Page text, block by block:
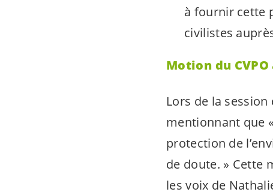
à fournir cette
civilistes
Motion du
Lors de la
mentionnant que «
protection de
de doute. » Cette
les voix de